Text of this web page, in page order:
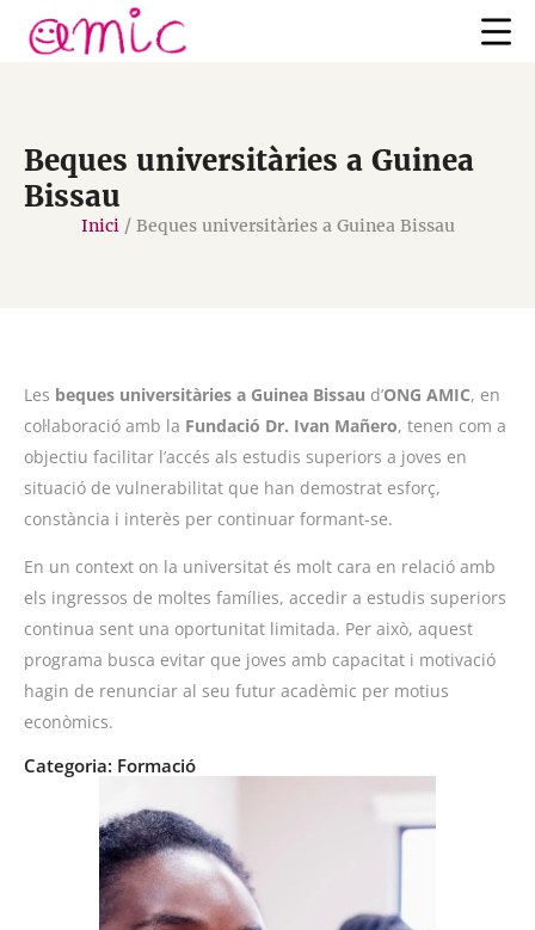
Beques universitàries a Guinea
Bissau
Inici/ Beques universitàries a Guinea Bissau
Les beques universitàries a Guinea Bissau d’ONG AMIC, en
col·laboració amb la Fundació Dr. Ivan Mañero, tenen com a
objectiu facilitar l’accés als estudis superiors a joves en
situació de vulnerabilitat que han demostrat esforç,
constància i interès per continuar formant-se.
En un context on la universitat és molt cara en relació amb
els ingressos de moltes famílies, accedir a estudis superiors
continua sent una oportunitat limitada. Per això, aquest
programa busca evitar que joves amb capacitat i motivació
hagin de renunciar al seu futur acadèmic per motius
econòmics.
Categoria: Formació